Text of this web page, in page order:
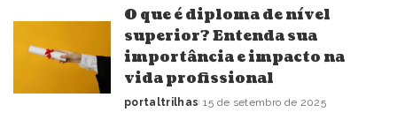
O que é diploma de nível
superior? Entenda sua
importância e impacto na
vida profissional
Posted
portaltrilhas 15 de setembro de 2025